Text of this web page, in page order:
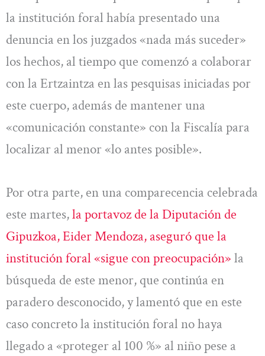
la institución foral había presentado una
denuncia en los juzgados «nada más suceder»
los hechos, al tiempo que comenzó a colaborar
con la Ertzaintza en las pesquisas iniciadas por
este cuerpo, además de mantener una
«comunicación constante» con la Fiscalía para
localizar al menor «lo antes posible».
Por otra parte, en una comparecencia celebrada
este martes,la portavoz de la Diputación de
Gipuzkoa, Eider Mendoza, aseguró que la
institución foral «sigue con preocupación» la
búsqueda de este menor, que continúa en
paradero desconocido, y lamentó que en este
caso concreto la institución foral no haya
llegado a «proteger al 100 %» al niño pese a